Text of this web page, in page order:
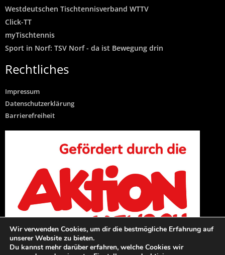
Westdeutschen Tischtennisverband WTTV
Click-TT
myTischtennis
Sport in Norf: TSV Norf - da ist Bewegung drin
Rechtliches
Impressum
Datenschutzerklärung
Barrierefreiheit
Wir verwenden Cookies, um dir die bestmögliche Erfahrung auf
unserer Website zu bieten.
Du kannst mehr darüber erfahren, welche Cookies wir